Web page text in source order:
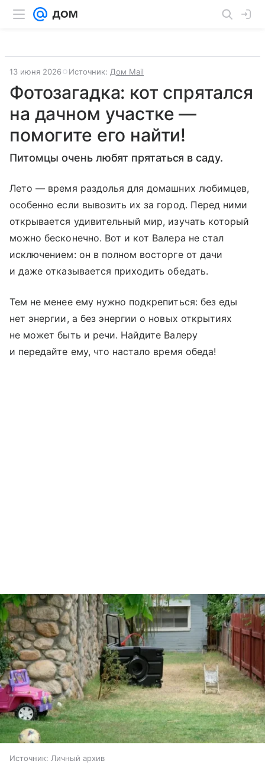
13 июня 2026 Источник: Дом Mail
Фотозагадка: кот спрятался
на дачном участке —
помогите его найти!
Питомцы очень любят прятаться в саду.
Лето — время раздолья для домашних любимцев,
особенно если вывозить их за город. Перед ними
открывается удивительный мир, изучать который
можно бесконечно. Вот и кот Валера не стал
исключением: он в полном восторге от дачи
и даже отказывается приходить обедать.
Тем не менее ему нужно подкрепиться: без еды
нет энергии, а без энергии о новых открытиях
не может быть и речи. Найдите Валеру
и передайте ему, что настало время обеда!
Источник: Личный архив